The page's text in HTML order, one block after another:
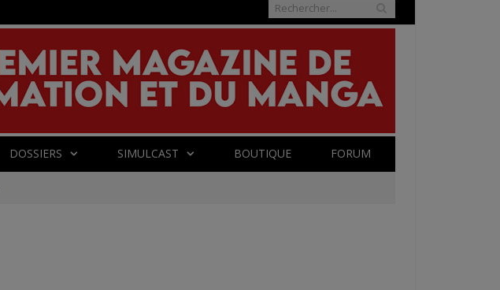
DOSSIERS SIMULCAST BOUTIQUE FORUM